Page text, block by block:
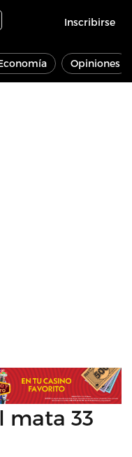
Inscribirse
Opiniones
mata 33